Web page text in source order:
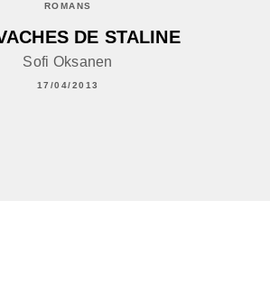
ROMANS
DE STALINE
Sofi Oksanen
17/04/2013